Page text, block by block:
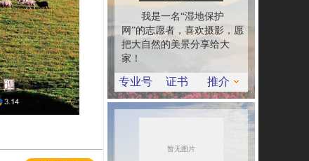
我是一名“湿地保护
网”的志愿者，喜欢摄影，愿
把大自然的美景分享给大
家！
专业号 证书 推介